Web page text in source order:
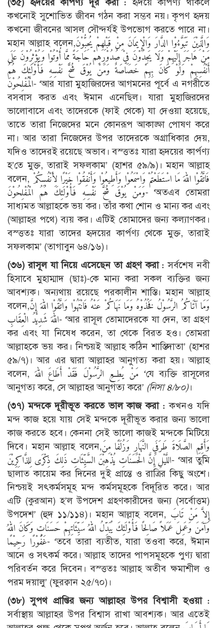
কখনোই সুশোভিত জীবন গঠন করা সম্ভব নয়। কৃপণ হৃদয়
কখনো জীবনের আসল সৌন্দর্যই উপভোগ করতে পারে না।
মহান আল্লাহ বলেন,وَالَّذِيْنَ تَبَوَّءُوْا الدَّارَ وَالْإِيمَانَ مِنْ قَبْلِهِمْ يُحِبُّوْنَ
مَنْ هَاجَرَ إِلَيْهِمْ وَلَا يَجِدُوْنَ فِيْ صُدُوْرِهِمْ حَاجَةً مِمَّا أُوْتُوْا وَيُؤْثِرُوْنَ عَلَى
أَنْفُسِهِمْ وَلَوْ كَانَ بِهِمْ خَصَاصَةٌ وَمَنْ يُوْقَ شُحَّ نَفْسِهِ فَأُوْلَئِكَ هُمُ
الْمُفْلِحُوْنَ- ‘আর যারা মুহাজিরদের আগমনের পূর্বে এ নগরীতে
বসবাস করত এবং ঈমান এনেছিল। যারা মুহাজিরদের
ভালোবাসে এবং তাদেরকে (ফাই থেকে) যা দেওয়া হয়েছে,
তাতে তারা নিজেদের মনে কোনরূপ আকাঙ্ক্ষা পোষণ করে
না। আর তারা নিজেদের উপর তাদেরকে অগ্রাধিকার দেয়,
যদিও তাদেরই রয়েছে অভাব। বস্ত্ততঃ যারা হৃদয়ের কার্পণ্য
হ’তে মুক্ত, তারাই সফলকাম’ (হাশর ৫৯/৯)। মহান আল্লাহ
বলেন, فَاتَّقُوْا اللهَ مَا اسْتَطَعْتُمْ وَاسْمَعُوْا وَأَطِيعُوْا وَأَنْفِقُوْا خَيْرًا لِأَنْفُسِكُمْ
وَمَنْ يُوْقَ شُحَّ نَفْسِهِ فَأُوْلَئِكَ هُمُ الْمُفْلِحُوْنَ- ‘অতএব তোমরা
সাধ্যমত আল্লাহকে ভয় কর। তাঁর কথা শোন ও মান্য কর এবং
(আল্লাহর পথে) ব্যয় কর। এটিই তোমাদের জন্য কল্যাণকর।
বস্ত্ততঃ যারা তাদের হৃদয়ের কার্পণ্য থেকে মুক্ত, তারাই
সফলকাম’ (তাগাবুন ৬৪/১৬)।
(৩৬) রাসূল যা নিয়ে এসেছেন তা গ্রহণ করা :সর্বশেষ নবী
হিসাবে মুহাম্মাদ (ছাঃ)-কে মান্য করা সকল ব্যক্তির জন্য
আবশ্যক। অন্যথায় রয়েছে পরকালীন শাস্তি। মহান আল্লাহ
বলেন,وَمَا آتَاكُمُ الرَّسُوْلُ فَخُذُوْهُ وَمَا نَهَاكُمْ عَنْهُ فَانْتَهُوْا وَاتَّقُوْا اللهَ إِنَّ
اللهَ شَدِيْدُ الْعِقَابِ- ‘আর রাসূল তোমাদেরকে যা দেন, তা গ্রহণ
কর এবং যা নিষেধ করেন, তা থেকে বিরত হও। তোমরা
আল্লাহকে ভয় কর। নিশ্চয়ই আল্লাহ কঠিন শাস্তিদাতা’ (হাশর
৫৯/৭)। আর এর দ্বারা আল্লাহর আনুগত্য করা হয়। আল্লাহ
বলেন, مَنْ يُطِعِ الرَّسُوْلَ فَقَدْ أَطَاعَ اللهَ ‘যে ব্যক্তি রাসূলের
আনুগত্য করে, সে আল্লাহর আনুগত্য করে’ (নিসা ৪/৮০)।
(৩৭) মন্দকে দূরীভূত করতে ভাল কাজ করা : কখনও যদি
মন্দ কাজ হয়ে যায় সেই মন্দকে দূরীভূত করার জন্য ভালো
কাজ করতে হবে। কেননা সেই ভালো কাজই মন্দকে মিটিয়ে
দিবে। মহান আল্লাহ বলেন,وَأَقِمِ الصَّلَاةَ طَرَفَيِ النَّهَارِ وَزُلَفًا مِنَ
اللَّيْلِ إِنَّ الْحَسَنَاتِ يُذْهِبْنَ السَّيِّئَاتِ ذَلِكَ ذِكْرَى لِلذَّاكِرِيْنَ- ‘আর তুমি
ছালাত কায়েম কর দিনের দুই প্রান্তে ও রাত্রির কিছু অংশে।
নিশ্চয়ই সৎকর্মসমূহ মন্দ কর্মসমূহকে বিদূরিত করে। আর
এটি (কুরআন) হ’ল উপদেশ গ্রহণকারীদের জন্য (সর্বোত্তম)
উপদেশ’ (হুদ ১১/১১৪)। মহান আল্লাহ বলেন, إِلاَّ مَنْ تَابَ
وَآمَنَ وَعَمِلَ عَمَلاً صَالِحًا فَأُوْلَئِكَ يُبَدِّلُ اللهُ سَيِّئَاتِهِمْ حَسَنَاتٍ وَكَانَ اللهُ
غَفُوْرًا رَحِيْمًا- ‘তবে তারা ব্যতীত, যারা তওবা করে, ঈমান
আনে ও সৎকর্ম করে। আল্লাহ তাদের পাপসমূহকে পুণ্য দ্বারা
পরিবর্তন করে দিবেন। বস্ত্ততঃ আল্লাহ অতীব ক্ষমাশীল ও
পরম দয়ালু’ (ফুরক্বান ২৫/৭০)।
(৩৮) সুপথ প্রাপ্তির জন্য আল্লাহর উপর বিশ্বাসী হওয়া :
সর্বাস্থায় আল্লাহর উপর বিশ্বাস রাখা আবশ্যক। আর এতেই